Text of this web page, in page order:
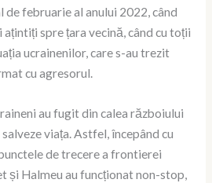
de februarie al anului 2022, când
spre țara vecină, când cu toții
ucrainenilor, care s-au trezit
cu agresorul.
au fugit din calea războiului
viața. Astfel, începând cu
de trecere a frontierei
și Halmeu au funcționat non-stop,